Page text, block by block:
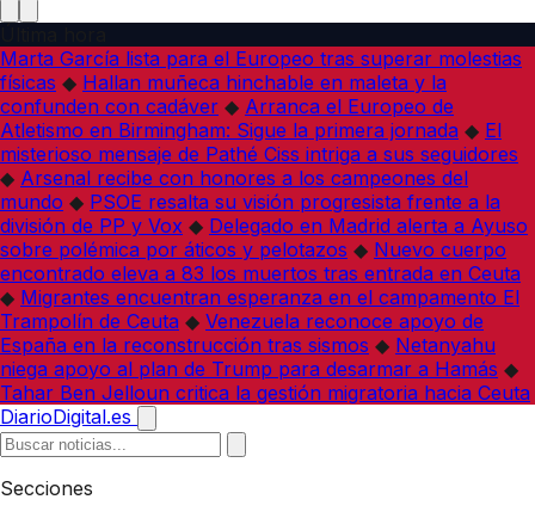
Marta García lista para el Europeo tras superar molestias
físicas ◆ Hallan muñeca hinchable en maleta y la
confunden con cadáver ◆ Arranca el Europeo de
Atletismo en Birmingham: Sigue la primera jornada ◆ El
misterioso mensaje de Pathé Ciss intriga a sus seguidores
◆ Arsenal recibe con honores a los campeones del
mundo ◆ PSOE resalta su visión progresista frente a la
división de PP y Vox ◆ Delegado en Madrid alerta a Ayuso
sobre polémica por áticos y pelotazos ◆ Nuevo cuerpo
encontrado eleva a 83 los muertos tras entrada en Ceuta
◆ Migrantes encuentran esperanza en el campamento El
Trampolín de Ceuta ◆ Venezuela reconoce apoyo de
España en la reconstrucción tras sismos ◆ Netanyahu
niega apoyo al plan de Trump para desarmar a Hamás ◆
Tahar Ben Jelloun critica la gestión migratoria hacia Ceuta
DiarioDigital.es
Secciones